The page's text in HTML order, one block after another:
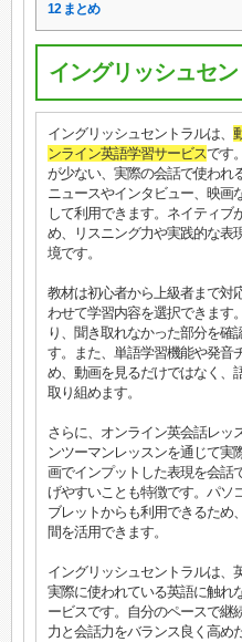
12まとめ
イングリッシュセ
イングリッシュセントラルは、
ンライン英語学習サービスです
が少ない、実際の会話で使われ
ニュースやインタビュー、映画
して利用できます。ネイティブ
め、リスニング力や実践的な表
境です。
教材は初心者から上級者まで対
わせて学習内容を選択できます
り、聞き取れなかった部分を確
す。また、単語学習機能や発音
め、動画を見るだけではなく、
取り組めます。
さらに、オンライン英会話レッ
ンツーマンレッスンを通じて実
画でインプットした表現を会話
げやすいことも特徴です。パソ
ブレットからも利用できるため
間を活用できます。
イングリッシュセントラルは、
実際に使われている英語に触れ
ービスです。自分のペースで継
力と会話力をバランス良く高め